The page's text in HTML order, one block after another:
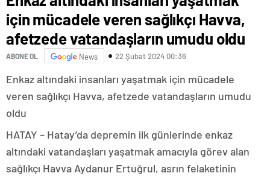
için mücadele veren sağlıkçı Havva,
afetzede vatandaşların umudu oldu
ABONE OL News 22 Şubat 2024 00:36
Enkaz altındaki insanları yaşatmak için mücadele
veren sağlıkçı Havva, afetzede vatandaşların umudu
oldu
HATAY – Hatay’da depremin ilk günlerinde enkaz
altındaki vatandaşları yaşatmak amacıyla görev alan
sağlıkçı Havva Aydanur Ertuğrul, asrın felaketinin